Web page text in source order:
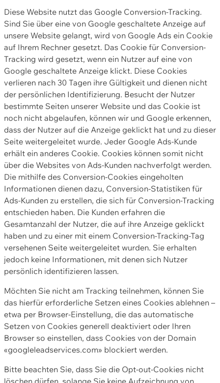
Diese Website nutzt das Google Conversion-Tracking.
Sind Sie über eine von Google geschaltete Anzeige auf
unsere Website gelangt, wird von Google Ads ein Cookie
auf Ihrem Rechner gesetzt. Das Cookie für Conversion-
Tracking wird gesetzt, wenn ein Nutzer auf eine von
Google geschaltete Anzeige klickt. Diese Cookies
verlieren nach 30 Tagen ihre Gültigkeit und dienen nicht
der persönlichen Identifizierung. Besucht der Nutzer
bestimmte Seiten unserer Website und das Cookie ist
noch nicht abgelaufen, können wir und Google erkennen,
dass der Nutzer auf die Anzeige geklickt hat und zu dieser
Seite weitergeleitet wurde. Jeder Google Ads-Kunde
erhält ein anderes Cookie. Cookies können somit nicht
über die Websites von Ads-Kunden nachverfolgt werden.
Die mithilfe des Conversion-Cookies eingeholten
Informationen dienen dazu, Conversion-Statistiken für
Ads-Kunden zu erstellen, die sich für Conversion-Tracking
entschieden haben. Die Kunden erfahren die
Gesamtanzahl der Nutzer, die auf ihre Anzeige geklickt
haben und zu einer mit einem Conversion-Tracking-Tag
versehenen Seite weitergeleitet wurden. Sie erhalten
jedoch keine Informationen, mit denen sich Nutzer
persönlich identifizieren lassen.
Möchten Sie nicht am Tracking teilnehmen, können Sie
das hierfür erforderliche Setzen eines Cookies ablehnen –
etwa per Browser-Einstellung, die das automatische
Setzen von Cookies generell deaktiviert oder Ihren
Browser so einstellen, dass Cookies von der Domain
«googleleadservices.com» blockiert werden.
Bitte beachten Sie, dass Sie die Opt-out-Cookies nicht